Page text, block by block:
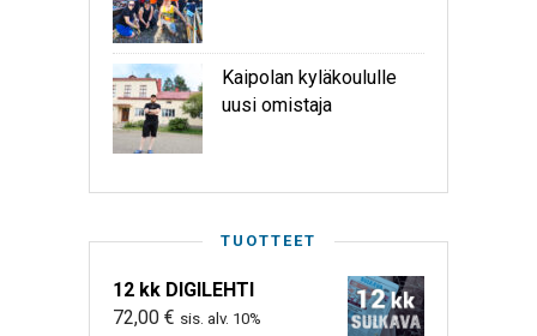
Kaipolan kyläkoululle
uusi omistaja
TUOTTEET
12 kk DIGILEHTI
72,00 € sis. alv. 10%